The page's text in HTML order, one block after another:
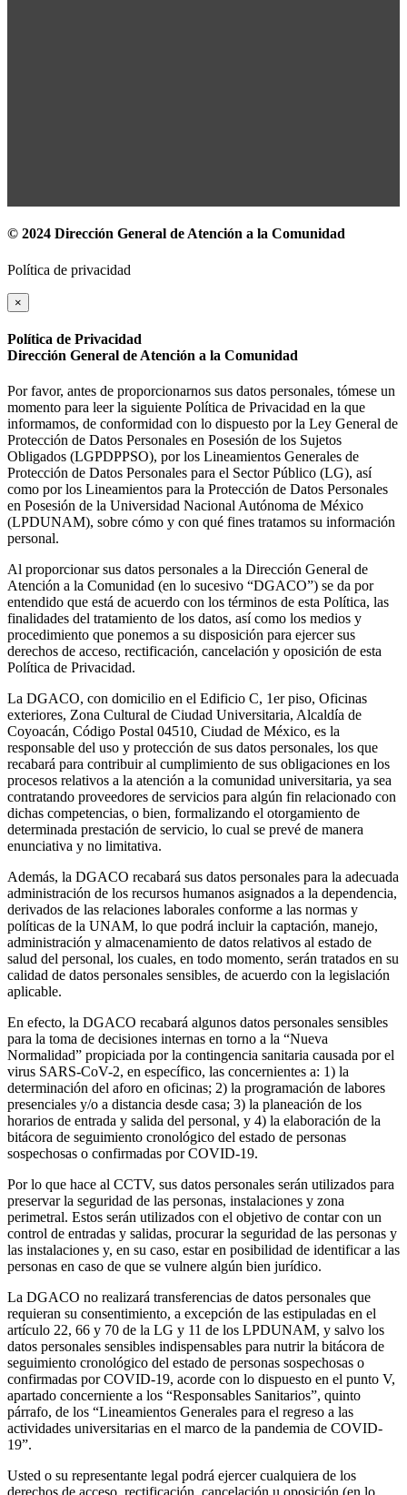
© 2024 Dirección General de Atención a la Comunidad
Política de privacidad
×
Política de Privacidad
Dirección General de Atención a la Comunidad
Por favor, antes de proporcionarnos sus datos personales, tómese un
momento para leer la siguiente Política de Privacidad en la que
informamos, de conformidad con lo dispuesto por la Ley General de
Protección de Datos Personales en Posesión de los Sujetos
Obligados (LGPDPPSO), por los Lineamientos Generales de
Protección de Datos Personales para el Sector Público (LG), así
como por los Lineamientos para la Protección de Datos Personales
en Posesión de la Universidad Nacional Autónoma de México
(LPDUNAM), sobre cómo y con qué fines tratamos su información
personal.
Al proporcionar sus datos personales a la Dirección General de
Atención a la Comunidad (en lo sucesivo “DGACO”) se da por
entendido que está de acuerdo con los términos de esta Política, las
finalidades del tratamiento de los datos, así como los medios y
procedimiento que ponemos a su disposición para ejercer sus
derechos de acceso, rectificación, cancelación y oposición de esta
Política de Privacidad.
La DGACO, con domicilio en el Edificio C, 1er piso, Oficinas
exteriores, Zona Cultural de Ciudad Universitaria, Alcaldía de
Coyoacán, Código Postal 04510, Ciudad de México, es la
responsable del uso y protección de sus datos personales, los que
recabará para contribuir al cumplimiento de sus obligaciones en los
procesos relativos a la atención a la comunidad universitaria, ya sea
contratando proveedores de servicios para algún fin relacionado con
dichas competencias, o bien, formalizando el otorgamiento de
determinada prestación de servicio, lo cual se prevé de manera
enunciativa y no limitativa.
Además, la DGACO recabará sus datos personales para la adecuada
administración de los recursos humanos asignados a la dependencia,
derivados de las relaciones laborales conforme a las normas y
políticas de la UNAM, lo que podrá incluir la captación, manejo,
administración y almacenamiento de datos relativos al estado de
salud del personal, los cuales, en todo momento, serán tratados en su
calidad de datos personales sensibles, de acuerdo con la legislación
aplicable.
En efecto, la DGACO recabará algunos datos personales sensibles
para la toma de decisiones internas en torno a la “Nueva
Normalidad” propiciada por la contingencia sanitaria causada por el
virus SARS-CoV-2, en específico, las concernientes a: 1) la
determinación del aforo en oficinas; 2) la programación de labores
presenciales y/o a distancia desde casa; 3) la planeación de los
horarios de entrada y salida del personal, y 4) la elaboración de la
bitácora de seguimiento cronológico del estado de personas
sospechosas o confirmadas por COVID-19.
Por lo que hace al CCTV, sus datos personales serán utilizados para
preservar la seguridad de las personas, instalaciones y zona
perimetral. Estos serán utilizados con el objetivo de contar con un
control de entradas y salidas, procurar la seguridad de las personas y
las instalaciones y, en su caso, estar en posibilidad de identificar a las
personas en caso de que se vulnere algún bien jurídico.
La DGACO no realizará transferencias de datos personales que
requieran su consentimiento, a excepción de las estipuladas en el
artículo 22, 66 y 70 de la LG y 11 de los LPDUNAM, y salvo los
datos personales sensibles indispensables para nutrir la bitácora de
seguimiento cronológico del estado de personas sospechosas o
confirmadas por COVID-19, acorde con lo dispuesto en el punto V,
apartado concerniente a los “Responsables Sanitarios”, quinto
párrafo, de los “Lineamientos Generales para el regreso a las
actividades universitarias en el marco de la pandemia de COVID-
19”.
Usted o su representante legal podrá ejercer cualquiera de los